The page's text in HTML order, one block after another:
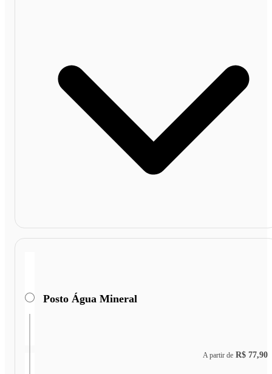
Posto Água Mineral
A partir de R$ 77,90